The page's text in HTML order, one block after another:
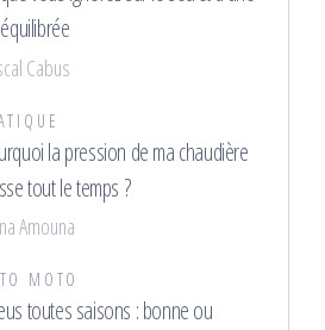
Cabus
la pression de ma chaudière
tout le temps ?
Amouna
MOTO
toutes saisons : bonne ou